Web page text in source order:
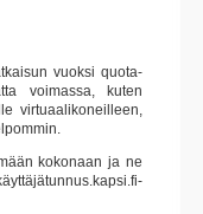
vuoksi quota-
voimassa, kuten
virtuaalikoneilleen,
kokonaan ja ne